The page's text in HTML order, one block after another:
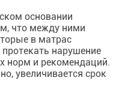
основании
что между ними
в матрас
нарушение
норм и рекомендаций.
увеличивается срок